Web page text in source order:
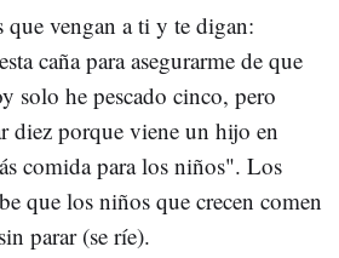
que vengan a ti y te digan:
caña para asegurarme de que
solo he pescado cinco, pero
diez porque viene un hijo en
comida para los niños". Los
que los niños que crecen comen
parar (se ríe).